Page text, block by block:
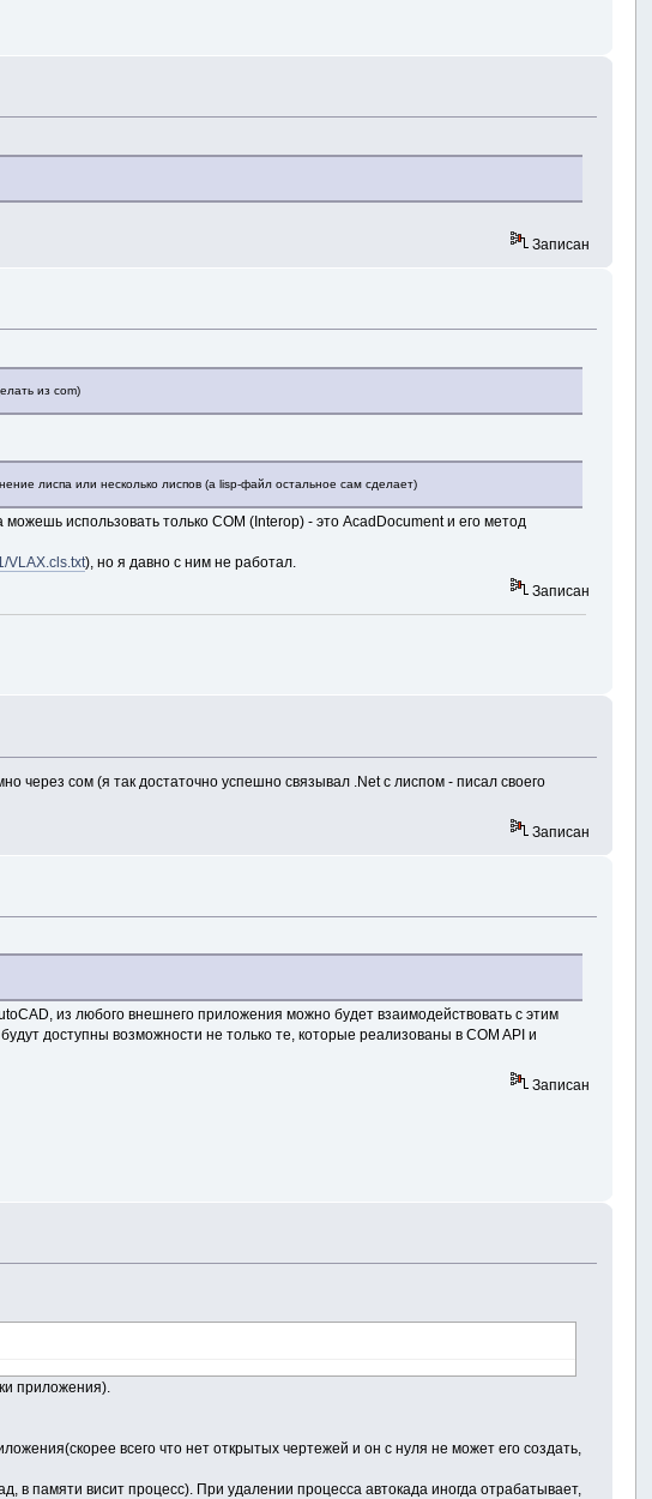
Записан
из com)
лиспа или несколько лиспов (а lisp-файл остальное сам сделает)
использовать только COM (Interop) - это AcadDocument и его метод
VLAX.cls.txt), но я давно с ним не работал.
Записан
через сом (я так достаточно успешно связывал .Net с лиспом - писал своего
Записан
из любого внешнего приложения можно будет взаимодействовать с этим
доступны возможности не только те, которые реализованы в COM API и
Записан
приложения).
всего что нет открытых чертежей и он с нуля не может его создать,
в памяти висит процесс). При удалении процесса автокада иногда отрабатывает,